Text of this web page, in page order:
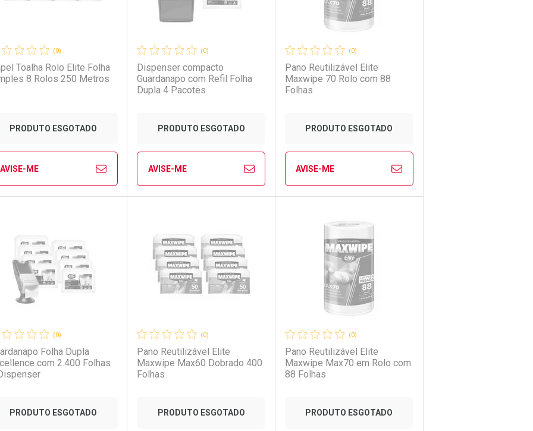
Ver Desconto Convênio Ver Desconto Convênio Ver Desconto Convênio
(0)
Toalha Rolo Elite Folha
8 Rolos 250 Metros
PRODUTO ESGOTADO
AVISE-ME
Menos
(0)
Dispenser compacto
Guardanapo com Refil Folha
Dupla 4 Pacotes
PRODUTO ESGOTADO
AVISE-ME
Laboratório
Por Menos
(0)
Pano Reutilizável Elite
Maxwipe 70 Rolo com 88
Folhas
PRODUTO ESGOTADO
AVISE-ME
Laboratório
Por Menos
(0)
Folha Dupla
com 2.400 Folhas
PRODUTO ESGOTADO
(0)
Pano Reutilizável Elite
Maxwipe Max60 Dobrado 400
Folhas
PRODUTO ESGOTADO
(0)
Pano Reutilizável Elite
Maxwipe Max70 em Rolo com
88 Folhas
PRODUTO ESGOTADO